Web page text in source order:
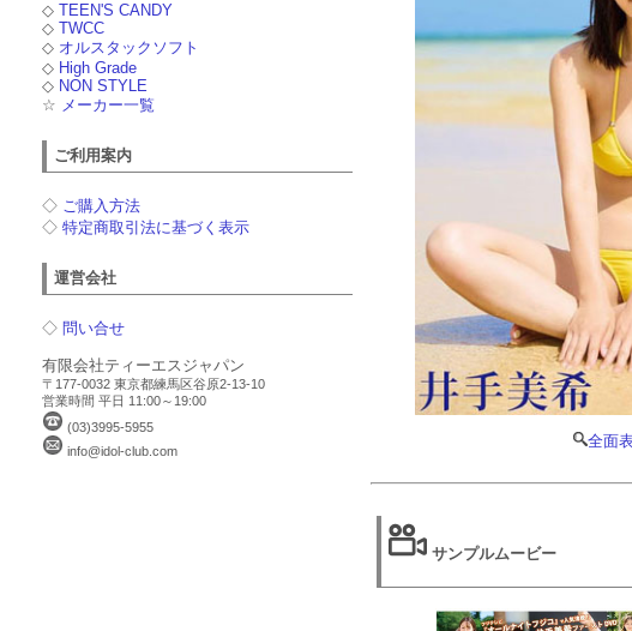
◇ TEEN'S CANDY
◇ TWCC
◇ オルスタックソフト
◇ High Grade
◇ NON STYLE
☆ メーカー一覧
ご利用案内
◇ ご購入方法
◇ 特定商取引法に基づく表示
運営会社
◇ 問い合せ
有限会社ティーエスジャパン
〒177-0032 東京都練馬区谷原2-13-10
営業時間 平日 11:00～19:00
(03)3995-5955
info@idol-club.com
全面
サンプルムービー